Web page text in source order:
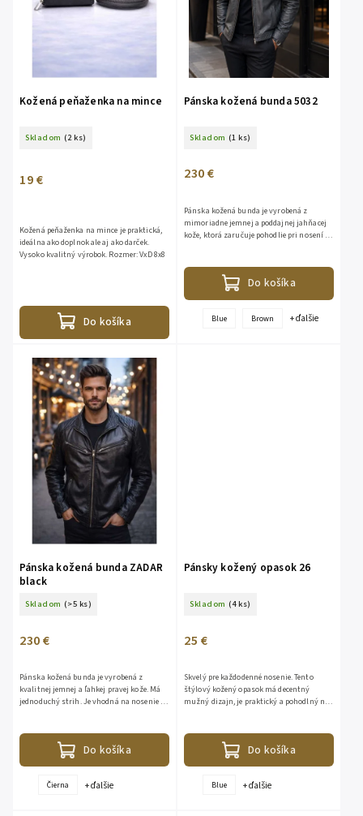
Kožená peňaženka na mince
Skladom (2 ks)
19 €
Do košíka
Kožená peňaženka na mince je praktická,
ideálna ako doplnok ale aj ako darček.
Vysoko kvalitný výrobok. Rozmer: VxD 8x8
Pánska kožená bunda 5032
Skladom (1 ks)
230 €
Do košíka
Pánska kožená bunda je vyrobená z
mimoriadne jemnej a poddajnej jahňacej
kože, ktorá zaručuje pohodlie pri nosení a
Blue Brown + ďalšie
Pánska kožená bunda ZADAR
black
Skladom (>5 ks)
230 €
Do košíka
Pánska kožená bunda je vyrobená z
kvalitnej jemnej a ľahkej pravej kože. Má
jednoduchý strih. Je vhodná na nosenie v
Čierna + ďalšie
Pánsky kožený opasok 26
Skladom (4 ks)
25 €
Do košíka
Skvelý pre každodenné nosenie. Tento
štýlový kožený opasok má decentný
mužný dizajn, je praktický a pohodlný na
Blue + ďalšie